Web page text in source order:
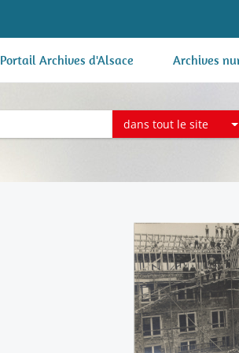
Portail Archives d'Alsace Archives
dans tout le site